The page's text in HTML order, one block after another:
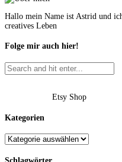
Hallo mein Name ist Astrid und
creatives Leben
Folge mir auch hier!
Etsy Shop
Kategorien